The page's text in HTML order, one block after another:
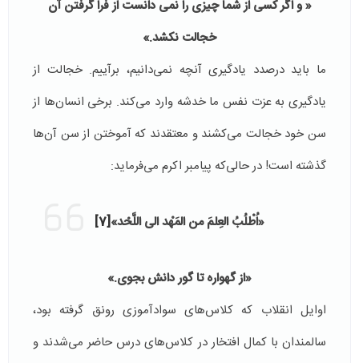
« و اگر کسى از شما چيزى را نمى دانست از فرا گرفتن آن
خجالت نکشد.»
ما باید درصدد یادگیری آنچه نمی‌دانیم، برآییم. خجالت از
یادگیری به عزت نفس ما خدشه وارد می‌کند. برخی انسان‌ها از
سن خود خجالت می‌کشند و معتقدند که آموختن از سن آن‌ها
گذشته است! در حالی‌که پیامبر اکرم می‌فرماید:
«اُطْلُبُ العِلمَ من المَهْد الى اللَّحْد»[7]
«از گهواره تا گور دانش بجوی.»
اوایل انقلاب که کلاس‌های سوادآموزی رونق گرفته بود،
سالمندان با کمال افتخار در کلاس‌های درس حاضر می‌شدند و